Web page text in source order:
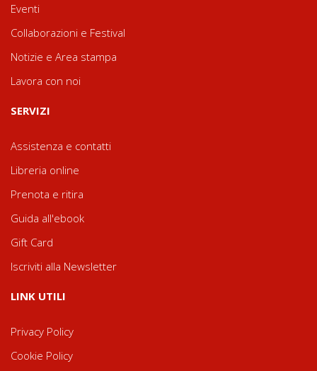
Eventi
Collaborazioni e Festival
Notizie e Area stampa
Lavora con noi
SERVIZI
Assistenza e contatti
Libreria online
Prenota e ritira
Guida all'ebook
Gift Card
Iscriviti alla Newsletter
LINK UTILI
Privacy Policy
Cookie Policy